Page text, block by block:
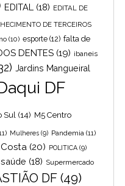
EDITAL (18) EDITAL DE
DE TERCEIROS
(10) esporte (12) falta de
DENTES (19) ibaneis
Jardins Mangueiral
DF
Sul (14) M5 Centro
Mulheres (9) Pandemia (11)
(20) POLITICA (9)
saúde (18) Supermercado
DF (49)